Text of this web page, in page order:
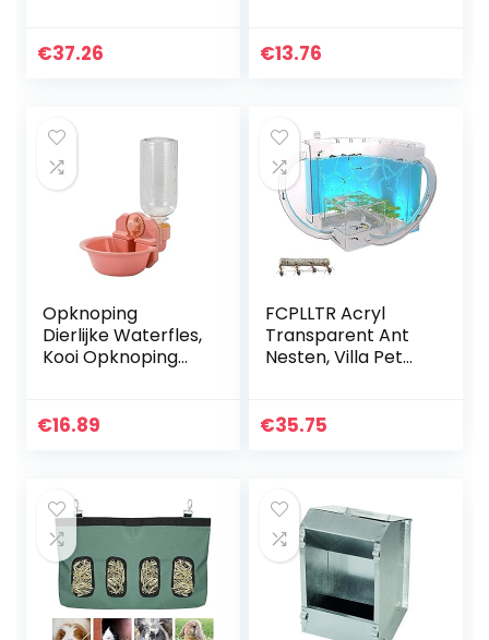
Mier Workshop
€37.26
tas, opknoping
opbergtas zwart
€13.76
Opknoping
Dierlijke Waterfles,
Kooi Opknoping
Automatische
€16.89
FCPLLTR Acryl
Transparent Ant
Nesten, Villa Pet
Ant Workshop Ant
€35.75